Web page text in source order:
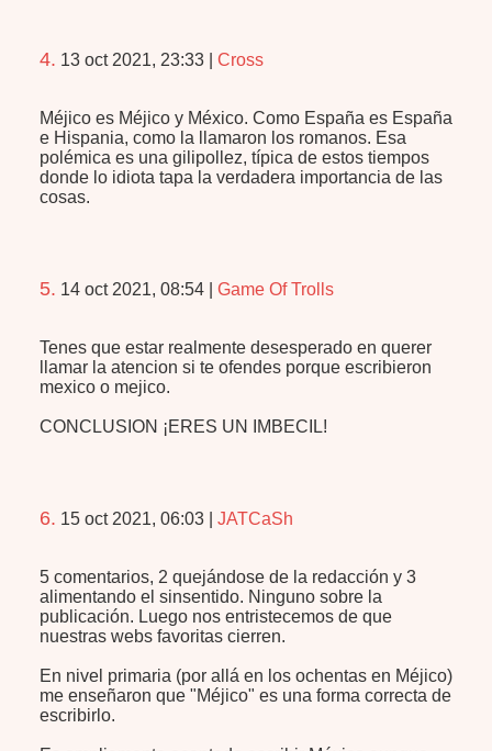
4. 13 oct 2021, 23:33 Cross
Méjico es Méjico y México. Como España es España
e Hispania, como la llamaron los romanos. Esa
polémica es una gilipollez, típica de estos tiempos
donde lo idiota tapa la verdadera importancia de las
cosas.
5. 14 oct 2021, 08:54 Game Of Trolls
Tenes que estar realmente desesperado en querer
llamar la atencion si te ofendes porque escribieron
mexico o mejico.
CONCLUSION ¡ERES UN IMBECIL!
6. 15 oct 2021, 06:03 JATCaSh
5 comentarios, 2 quejándose de la redacción y 3
alimentando el sinsentido. Ninguno sobre la
publicación. Luego nos entristecemos de que
nuestras webs favoritas cierren.
En nivel primaria (por allá en los ochentas en Méjico)
me enseñaron que "Méjico" es una forma correcta de
escribirlo.